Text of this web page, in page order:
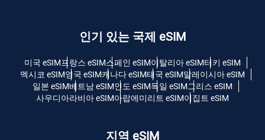
인기 있는 국제 eSIM
미국 eSIM프랑스 eSIM스페인 eSIM이탈리아 eSIM터키 eSIM
멕시코 eSIM영국 eSIM캐나다 eSIM태국 eSIM말레이시아 eSIM
일본 eSIM베트남 eSIM인도 eSIM독일 eSIM그리스 eSIM
사우디아라비아 eSIM아랍에미리트 eSIM이집트 eSIM
지역 eSIM